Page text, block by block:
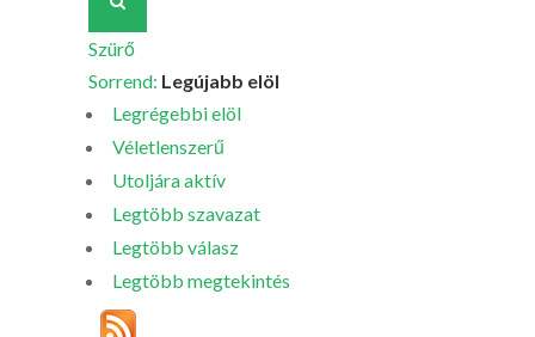
Szürő
Sorrend: Legújabb elöl
Legrégebbi elöl
Véletlenszerű
Utoljára aktív
Legtöbb szavazat
Legtöbb válasz
Legtöbb megtekintés